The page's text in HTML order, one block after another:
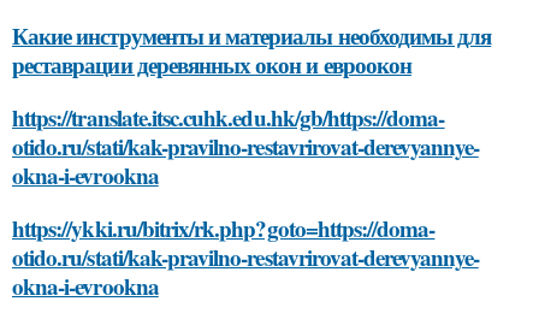
Какие инструменты и материалы необходимы для
реставрации деревянных окон и евроокон
https://translate.itsc.cuhk.edu.hk/gb/https://doma-
otido.ru/stati/kak-pravilno-restavrirovat-derevyannye-
okna-i-evrookna
https://ykki.ru/bitrix/rk.php?goto=https://doma-
otido.ru/stati/kak-pravilno-restavrirovat-derevyannye-
okna-i-evrookna